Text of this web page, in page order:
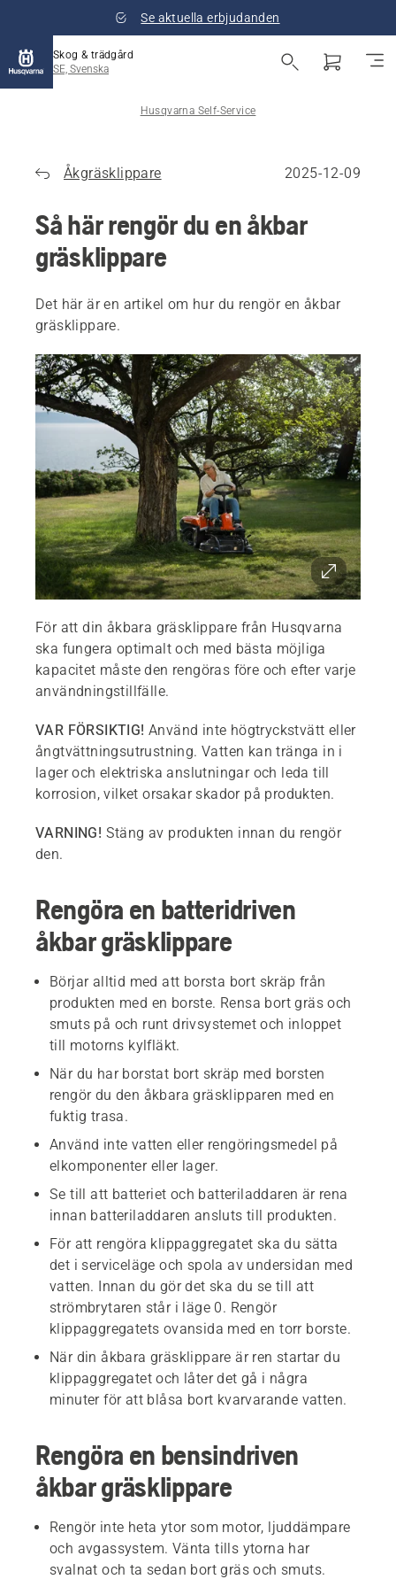
Se aktuella erbjudanden
Skog & trädgård
SE, Svenska
Husqvarna Self-Service
Åkgräsklippare 2025-12-09
Så här rengör du en åkbar
gräsklippare
Det här är en artikel om hur du rengör en åkbar
gräsklippare.
För att din åkbara gräsklippare från Husqvarna
ska fungera optimalt och med bästa möjliga
kapacitet måste den rengöras före och efter varje
användningstillfälle.
VAR FÖRSIKTIG! Använd inte högtryckstvätt eller
ångtvättningsutrustning. Vatten kan tränga in i
lager och elektriska anslutningar och leda till
korrosion, vilket orsakar skador på produkten.
VARNING! Stäng av produkten innan du rengör
den.
Rengöra en batteridriven
åkbar gräsklippare
Börjar alltid med att borsta bort skräp från
produkten med en borste. Rensa bort gräs och
smuts på och runt drivsystemet och inloppet
till motorns kylfläkt.
När du har borstat bort skräp med borsten
rengör du den åkbara gräsklipparen med en
fuktig trasa.
Använd inte vatten eller rengöringsmedel på
elkomponenter eller lager.
Se till att batteriet och batteriladdaren är rena
innan batteriladdaren ansluts till produkten.
För att rengöra klippaggregatet ska du sätta
det i serviceläge och spola av undersidan med
vatten. Innan du gör det ska du se till att
strömbrytaren står i läge 0. Rengör
klippaggregatets ovansida med en torr borste.
När din åkbara gräsklippare är ren startar du
klippaggregatet och låter det gå i några
minuter för att blåsa bort kvarvarande vatten.
Rengöra en bensindriven
åkbar gräsklippare
Rengör inte heta ytor som motor, ljuddämpare
och avgassystem. Vänta tills ytorna har
svalnat och ta sedan bort gräs och smuts.